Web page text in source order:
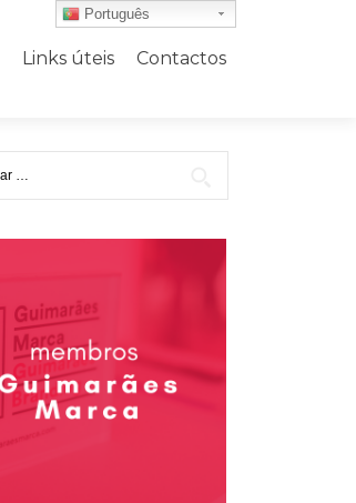
Links úteis Contactos
Português